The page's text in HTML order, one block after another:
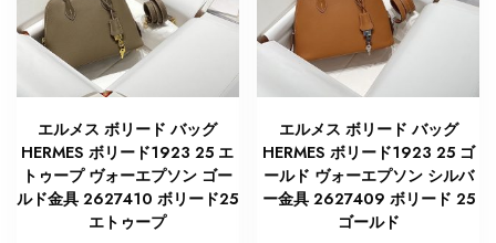
エルメス ボリード バッグ
HERMES ボリード1923 25 エ
トゥープ ヴォーエプソン ゴー
ルド金具 2627410 ボリード25
エトゥープ
エルメス ボリード バッグ
HERMES ボリード1923 25 ゴ
ールド ヴォーエプソン シルバ
ー金具 2627409 ボリード 25
ゴールド